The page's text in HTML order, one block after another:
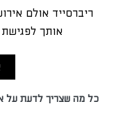
ריברסייד אולם
אותך
כל מה שצריך לדעת על